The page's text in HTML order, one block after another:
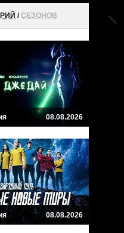
/СЕЗОНОВ
08.08.2026
08.08.2026